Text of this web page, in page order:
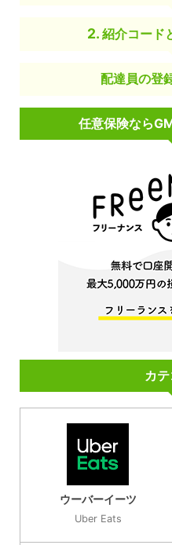
紹介コード
配達員の登
任意保険なら
カ
ウーバーイーツ
Uber Eats